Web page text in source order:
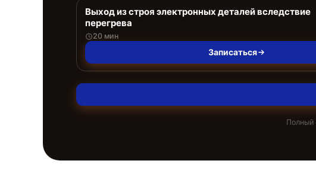
Выход из строя электронных деталей вследствие
перегрева
20 мин
Записаться
Полный